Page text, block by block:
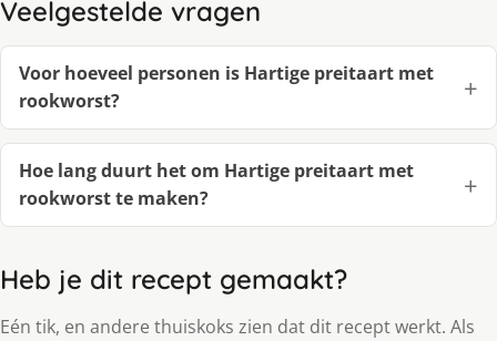
Veelgestelde vragen
Voor hoeveel personen is Hartige preitaart met
rookworst?
Hoe lang duurt het om Hartige preitaart met
rookworst te maken?
Heb je dit recept gemaakt?
Eén tik, en andere thuiskoks zien dat dit recept werkt. Als